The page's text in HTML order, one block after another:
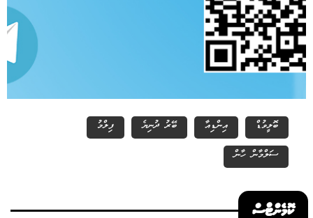
ބޮލީވުޑް އިންޑިއާ ބޭރު ދުނިޔެ
ފިލްމު
ސަލްމާން ހާން
ކޮމެންޓްސް